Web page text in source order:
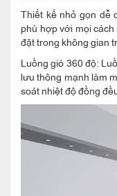
Thiết kế nhỏ gọn dễ
phù hợp với mọi
đặt trong không gian
Luồng gió 360 độ:
lưu thông mạnh làm
soát nhiệt độ đồng